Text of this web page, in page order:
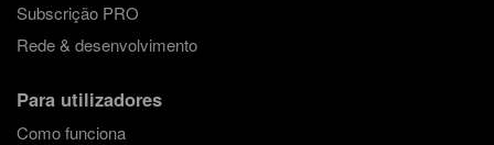
Subscrição PRO
Rede & desenvolvimento
Para utilizadores
Como funciona